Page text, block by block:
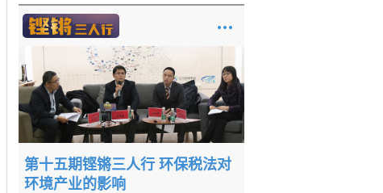
第十五期铿锵三人行 环保税法对
环境产业的影响